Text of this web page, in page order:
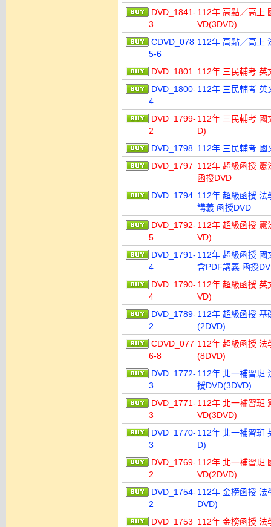
DVD_1841-
3
112年 高點／高上
VD(3DVD)
CDVD_078
5-6
112年 高點／高上
DVD_1801
112年 三民輔考 英
DVD_1800-
4
112年 三民輔考 英
DVD_1799-
2
112年 三民輔考 國
D)
DVD_1798 112年 三民輔考 國
DVD_1797 112年 超級函授 憲
函授DVD
DVD_1794 112年 超級函授 法
講義 函授DVD
DVD_1792-
5
112年 超級函授 憲
VD)
DVD_1791-
4
112年 超級函授 國
含PDF講義 函授
DVD_1790-
4
112年 超級函授 英
VD)
DVD_1789-
2
112年 超級函授 基
(2DVD)
CDVD_077
6-8
112年 超級函授 法
(8DVD)
DVD_1772-
3
112年 北一補習班
授DVD(3DVD)
DVD_1771-
3
112年 北一補習班
VD(3DVD)
DVD_1770-
3
112年 北一補習班
D)
DVD_1769-
2
112年 北一補習班
VD(2DVD)
DVD_1754-
2
112年 金榜函授 法
DVD)
DVD_1753 112年 金榜函授 法